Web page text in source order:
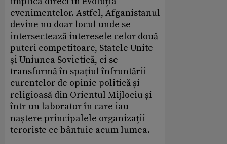
evenimentelor. Astfel, Afganistanul
devine nu doar locul unde se
intersectează interesele celor două
puteri competitoare, Statele Unite
și Uniunea Sovietică, ci se
transformă în spațiul înfruntării
curentelor de opinie politică și
religioasă din Orientul Mijlociu și
într-un laborator în care iau
naștere principalele organizații
teroriste ce bântuie acum lumea.